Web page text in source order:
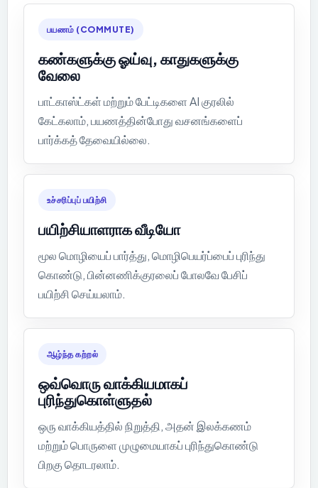
பயணம் (COMMUTE)
கண்களுக்கு ஓய்வு, காதுகளுக்கு
வேலை
பாட்காஸ்ட்கள் மற்றும் பேட்டிகளை AI குரலில்
கேட்கலாம், பயணத்தின்போது வசனங்களைப்
பார்க்கத் தேவையில்லை.
உச்சரிப்புப் பயிற்சி
பயிற்சியாளராக வீடியோ
மூல மொழியைப் பார்த்து, மொழிபெயர்ப்பைப் புரிந்து
கொண்டு, பின்னணிக்குரலைப் போலவே பேசிப்
பயிற்சி செய்யலாம்.
ஆழ்ந்த கற்றல்
ஒவ்வொரு வாக்கியமாகப்
புரிந்துகொள்ளுதல்
ஒரு வாக்கியத்தில் நிறுத்தி, அதன் இலக்கணம்
மற்றும் பொருளை முழுமையாகப் புரிந்துகொண்டு
பிறகு தொடரலாம்.